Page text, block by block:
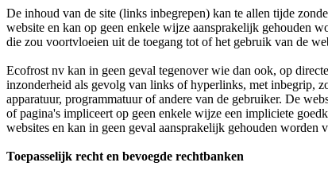
De inhoud van de site (links inbegrepen) kan te allen tijde
website en kan op geen enkele wijze aansprakelijk gehouden
die zou voortvloeien uit de toegang tot of het gebruik van de
Ecofrost nv kan in geen geval tegenover wie dan ook, op
inzonderheid als gevolg van links of hyperlinks, met inbegrip,
apparatuur, programmatuur of andere van de gebruiker. De
of pagina's impliceert op geen enkele wijze een impliciete
websites en kan in geen geval aansprakelijk gehouden
Toepasselijk recht en bevoegde rechtbanken